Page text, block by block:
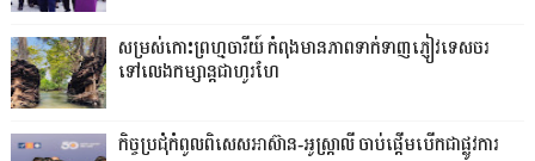
សម្រស់កោះព្រហ្មចារីយ៍ កំពុងមានភាពទាក់ទាញភ្ញៀវទេសចរ
ទៅលេងកម្សាន្តជាហូរហែ
កិច្ចប្រជុំកំពូលពិសេសអាស៊ាន-អូស្ត្រាលី ចាប់ផ្តើមបើកជាផ្លូវការ